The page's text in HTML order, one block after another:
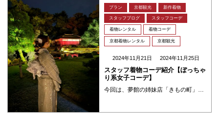
プラン 京都観光 新作着物
スタッフブログ スタッフコーデ
着物レンタル 着物コーデ
京都着物レンタル 京都観光
2024年11月21日 2024年11月25日
スタッフ着物コーデ紹介【ぼっちゃ
り系女子コーデ】
今回は、夢館の姉妹店「きもの町」のオリジナル着物を使ったコーディネートです！ ======================スタッフ：ゆかり身長：約151cm体系：ぽっちゃりサイズ：LWサイズ着用============= ・・・